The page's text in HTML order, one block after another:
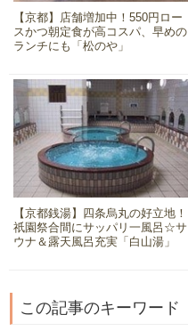
【京都】店舗増加中！550円ロー
スかつ朝定食が高コスパ、早めの
ランチにも「松のや」
【京都銭湯】四条烏丸の好立地！
祇園祭合間にサッパリ一風呂☆サ
ウナ＆露天風呂充実「白山湯」
この記事のキーワード